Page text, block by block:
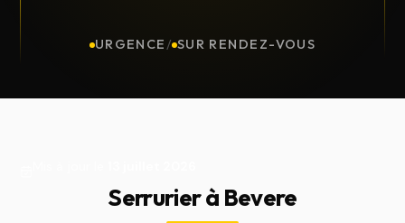
URGENCE / SUR RENDEZ-VOUS
Serrurier à Bevere